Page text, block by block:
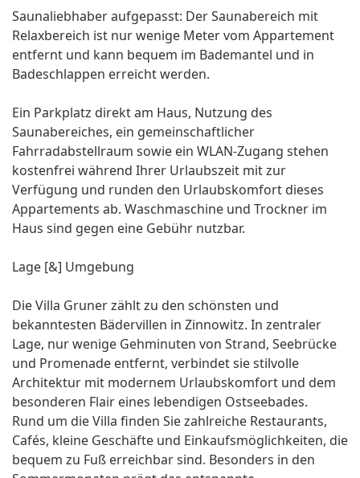
Saunaliebhaber aufgepasst: Der Saunabereich mit
Relaxbereich ist nur wenige Meter vom Appartement
entfernt und kann bequem im Bademantel und in
Badeschlappen erreicht werden.
Ein Parkplatz direkt am Haus, Nutzung des
Saunabereiches, ein gemeinschaftlicher
Fahrradabstellraum sowie ein WLAN-Zugang stehen
kostenfrei während Ihrer Urlaubszeit mit zur
Verfügung und runden den Urlaubskomfort dieses
Appartements ab. Waschmaschine und Trockner im
Haus sind gegen eine Gebühr nutzbar.
Lage [&] Umgebung
Die Villa Gruner zählt zu den schönsten und
bekanntesten Bädervillen in Zinnowitz. In zentraler
Lage, nur wenige Gehminuten von Strand, Seebrücke
und Promenade entfernt, verbindet sie stilvolle
Architektur mit modernem Urlaubskomfort und dem
besonderen Flair eines lebendigen Ostseebades.
Rund um die Villa finden Sie zahlreiche Restaurants,
Cafés, kleine Geschäfte und Einkaufsmöglichkeiten, die
bequem zu Fuß erreichbar sind. Besonders in den